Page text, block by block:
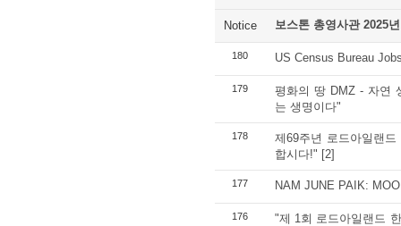
Notice 보스톤 총영사관 2025
180 US Census Bureau
179
평화의 땅 DMZ - 자연
는 생명이다"
178
제69주년 로드아일랜
합시다!" [2]
177 NAM JUNE PAIK:
176
"제 1회 로드아일랜드